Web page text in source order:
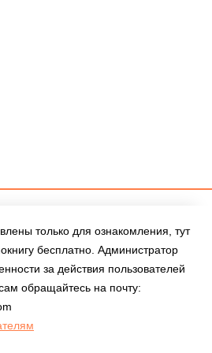
только для ознакомления, тут
бесплатно. Администратор
за действия пользователей
обращайтесь на почту: